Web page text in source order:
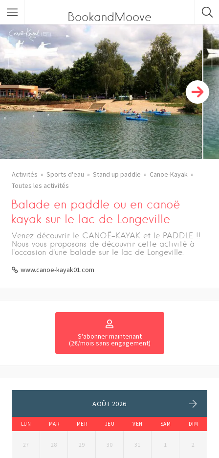
BookandMoove
Toutes les activités
Sports en eaux vives
Sports aériens
Sports de grimpe / Sports de corde
Sports de glisse
Ecole de ski
Savoie
Activités Sports d'eau Stand up paddle
Canoë-Kayak
Toutes les activités
Balade en paddle ou en canoë
kayak sur le lac de Longeville
Venez découvrir le CANOË-KAYAK et le PADDLE !!
Nous vous proposons de découvrir cette activité à
l'occasion d'une balade sur le lac de Longeville.
www.canoe-kayak01.com
S'abonner maintenant
(2€/mois sans engagement)
AOÛT 2026
LUN MAR MER JEU VEN SAM DIM
27 28 29 30 31 1 2